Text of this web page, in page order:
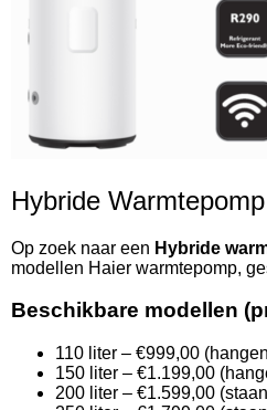
Hybride
Op zoek naar een Hybride
modellen Haier warmtepomp,
Beschikbare modellen
110 liter – €999,00
150 liter – €1.199,00
200 liter – €1.599,00